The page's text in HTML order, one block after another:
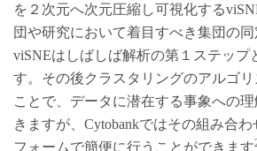
を２次元へ次元圧縮し可視化する
団や研究において着目すべき集団の同
viSNEはしばしば解析の第１ステップ
す。その後クラスタリングのアルゴ
ことで、データに潜在する事象への
きますが、Cytobankではその組み合
フォームで簡便に行うことができます